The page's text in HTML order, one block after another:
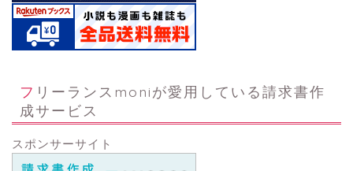
フリーランスmoniが愛用している請求書作
成サービス
スポンサーサイト